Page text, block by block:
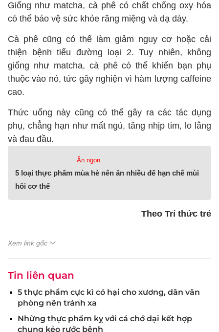
Giống như matcha, cà phê có chất chống oxy hóa
có thể bảo vệ sức khỏe răng miệng và dạ dày.
Cà phê cũng có thể làm giảm nguy cơ hoặc cải
thiện bệnh tiểu đường loại 2. Tuy nhiên, không
giống như matcha, cà phê có thể khiến bạn phụ
thuộc vào nó, tức gây nghiện vì hàm lượng caffeine
cao.
Thức uống này cũng có thể gây ra các tác dụng
phụ, chẳng hạn như mất ngủ, tăng nhịp tim, lo lắng
và đau đầu.
Ăn ngon
5 loại thực phẩm mùa hè nên ăn nhiều để hạn chế mùi
hôi cơ thể
Theo Trí thức trẻ
Xem link gốc
Tin liên quan
5 thực phẩm cực kì có hại cho xương, dân văn
phòng nên tránh xa
Những thực phẩm kỵ với cá chớ dại kết hợp
chung kẻo rước bệnh